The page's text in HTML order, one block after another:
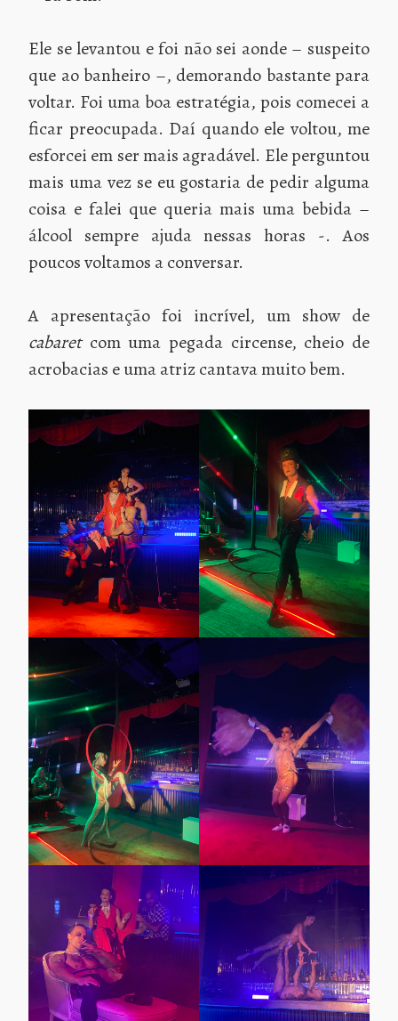
Ele se levantou e foi não sei aonde – suspeito
que ao banheiro –, demorando bastante para
voltar. Foi uma boa estratégia, pois comecei a
ficar preocupada. Daí quando ele voltou, me
esforcei em ser mais agradável. Ele perguntou
mais uma vez se eu gostaria de pedir alguma
coisa e falei que queria mais uma bebida –
álcool sempre ajuda nessas horas -. Aos
poucos voltamos a conversar.
A apresentação foi incrível, um show de
cabaretcom uma pegada circense, cheio de
acrobacias e uma atriz cantava muito bem.